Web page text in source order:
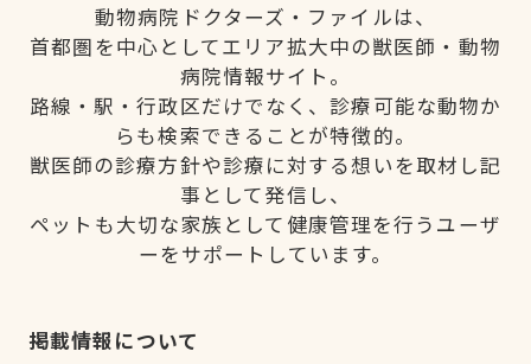
動物病院ドクターズ・ファイルは、
首都圏を中心としてエリア拡大中の獣医師・動物
病院情報サイト。
路線・駅・行政区だけでなく、診療可能な動物か
らも検索できることが特徴的。
獣医師の診療方針や診療に対する想いを取材し記
事として発信し、
ペットも大切な家族として健康管理を行うユーザ
ーをサポートしています。
掲載情報について